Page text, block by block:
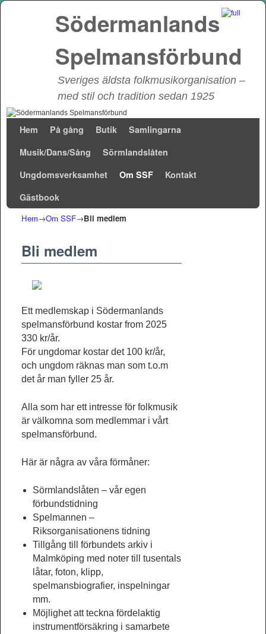
Södermanlands
Spelmansförbund
Sveriges äldsta folkmusikorganisation –
med stil och tradition sedan 1925
Hem På gång Butik
Samlingarna
Musik/Dans/Sång
Sörmlandslåten
Ungdomsverksamhet
Om SSF
Kontakt
Gästbook
Hem→Om SSF→Bli medlem
Bli medlem
Ett medlemskap i Södermanlands
spelmansförbund kostar from 2025
330 kr/år.
För ungdomar kostar det 100 kr/år,
och ungdom räknas man som t.o.m
det år man fyller 25 år.
Alla som har ett intresse för folkmusik
är välkomna som medlemmar i vårt
spelmansförbund.
Här är några av våra förmåner:
Sörmlandslåten – vår egen
förbundstidning
Spelmannen –
Riksorganisationens tidning
Tillgång till förbundets arkiv i
Malmköping med noter till tusentals
låtar, foton, klipp,
spelmansbiografier, inspelningar
mm.
Möjlighet att teckna fördelaktig
instrumentförsäkring i samarbete